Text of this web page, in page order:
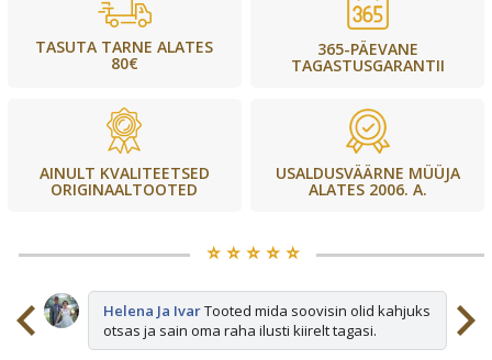
TASUTA TARNE ALATES
80€
365-PÄEVANE
TAGASTUSGARANTII
AINULT KVALITEETSED
ORIGINAALTOOTED
USALDUSVÄÄRNE MÜÜJA
ALATES 2006. A.
⭐️ ⭐️ ⭐️ ⭐️ ⭐️
Helena Ja IvarTooted mida soovisin olid kahjuks
otsas ja sain oma raha ilusti kiirelt tagasi.